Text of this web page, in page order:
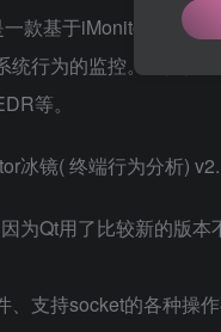
款基于iMonitorSDK的
行为的监控。支持扩
等。
为Qt用了比较新的版
、支持socket的各种操